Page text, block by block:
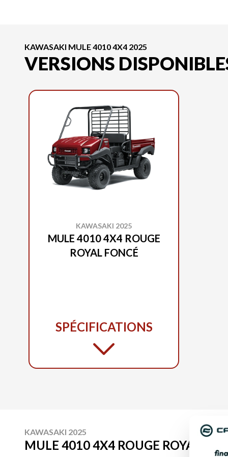
KAWASAKI MULE 4010 4X4 2025
VERSIONS
KAWASAKI 2025
MULE 4010 4X4 ROUGE
ROYAL FONCÉ
SPÉCIFICATIONS
KAWASAKI 2025
MULE 4010 4X4 ROUGE ROYAL